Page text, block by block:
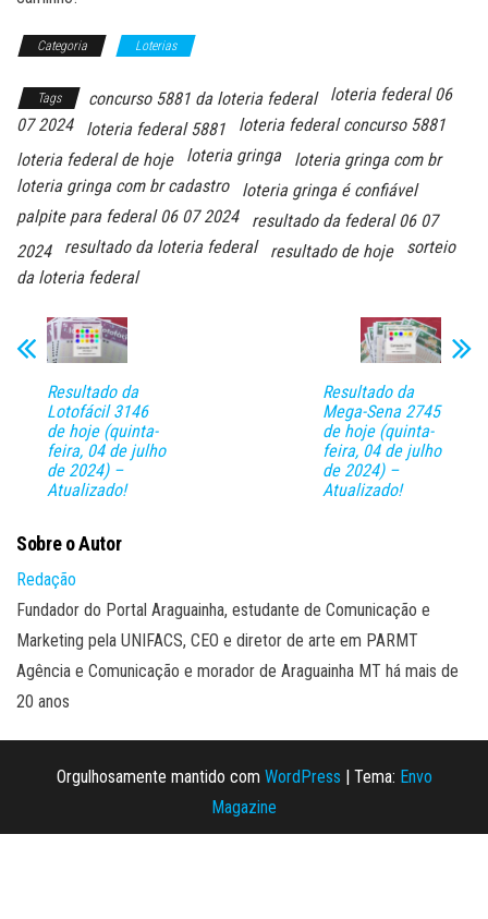
Categoria Loterias
Tags concurso 5881 da loteria federal
loteria federal 06
07 2024
loteria federal 5881
loteria federal concurso 5881
loteria federal de hoje
loteria gringa
loteria gringa com br
loteria gringa com br cadastro
loteria gringa é confiável
palpite para federal 06 07 2024
resultado da federal 06 07
2024
resultado da loteria federal resultado de hoje
sorteio
da loteria federal
Resultado da
Lotofácil 3146
de hoje (quinta-
feira, 04 de julho
de 2024) –
Atualizado!
Resultado da
Mega-Sena 2745
de hoje (quinta-
feira, 04 de julho
de 2024) –
Atualizado!
Sobre o Autor
Redação
Fundador do Portal Araguainha, estudante de Comunicação e
Marketing pela UNIFACS, CEO e diretor de arte em PARMT
Agência e Comunicação e morador de Araguainha MT há mais de
20 anos
Orgulhosamente mantido com WordPress | Tema: Envo
Magazine